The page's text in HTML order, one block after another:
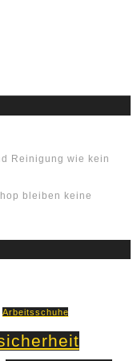
Reinigung wie kein
bleiben keine
Arbeitsschuhe